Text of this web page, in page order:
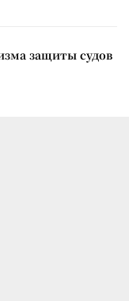
защиты судов